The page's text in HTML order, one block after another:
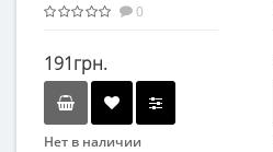
0
191грн.
Нет в наличии